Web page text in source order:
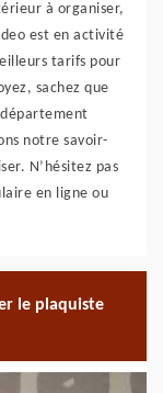
à organiser,
est en activité
tarifs pour
sachez que
notre savoir-
N’hésitez pas
en ligne ou
le plaquiste